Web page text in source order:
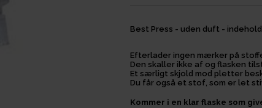
Best Press - uden duft -
Efterlader ingen mærker på
Den skaller ikke af og flasken
Et særligt skjold mod pletter
Du får også et stof, som er let
Kommer i en klar flaske som